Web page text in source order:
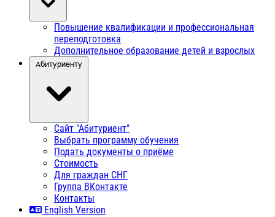
Повышение квалификации и профессиональная
переподготовка
Дополнительное образование детей и взрослых
Абитуриенту
Сайт "Абитуриент"
Выбрать программу обучения
Подать документы о приёме
Стоимость
Для граждан СНГ
Группа ВКонтакте
Контакты
English Version